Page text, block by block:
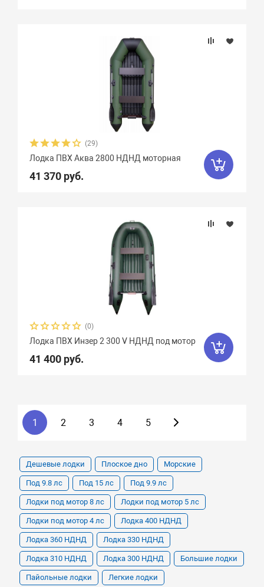
(29)
Лодка ПВХ Аква 2800 НДНД моторная
41 370 руб.
(0)
Лодка ПВХ Инзер 2 300 V НДНД под мотор
41 400 руб.
1 2 3 4 5
Дешевые лодки Плоское дно Морские
Под 9.8 лс Под 15 лс Под 9.9 лс
Лодки под мотор 8 лс Лодки под мотор 5 лс
Лодки под мотор 4 лс Лодка 400 НДНД
Лодка 360 НДНД Лодка 330 НДНД
Лодка 310 НДНД Лодка 300 НДНД Большие лодки
Пайольные лодки Легкие лодки